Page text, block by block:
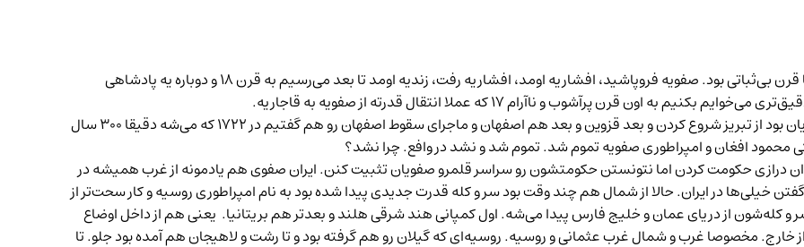
دو قرن و اندی صفویان در ایران حکومت کردن، قرن هفده اما قرن بی‌ثباتی بود. صفویه فروپاشید، افشاریه اومد، افشاریه رفت، زندیه اومد تا بعد می‌رسیم به قرن ۱۸ و دوباره یه پادشاهی
اون قرن پر‌آشوب و ناآرام ۱۷ که عملا انتقال قدرته از صفویه به قاجاریه.
ماجرای سقوط اصفهان
رو هم گفتیم در ۱۷۲۲ که می‌شه دقیقا ۳۰۰ سال
افغان و امپراطوری صفویه تموم شد. تموم شد و نشد در وافع. چرا نشد؟
حکومت کردن اما نتونستن حکومتشون رو سراسر قلمرو صفویان تثبیت کنن. ایران صفوی هم یادمونه از غرب همیشه در
در ایران. حالا از شمال هم چند وقت بود سر و کله قدرت جدیدی پیدا شده بود به نام امپراطوری روسیه و کار سحت‌تر از
و کله‌شون از دریای عمان و خلیج فارس پیدا می‌شه. اول کمپانی هند شرقی هلند و بعدتر هم بریتانیا. یعنی هم از داخل اوضاع
مخصوصا غرب و شمال غرب عثمانی و روسیه. روسیه‌ای که گیلان رو هم گرفته بود و تا رشت و لاهیجان هم آمده بود جلو. تا